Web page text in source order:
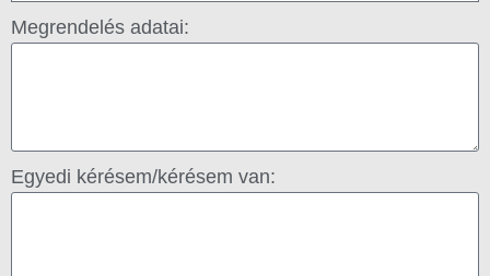
Megrendelés adatai:
Egyedi kérésem/kérésem van: